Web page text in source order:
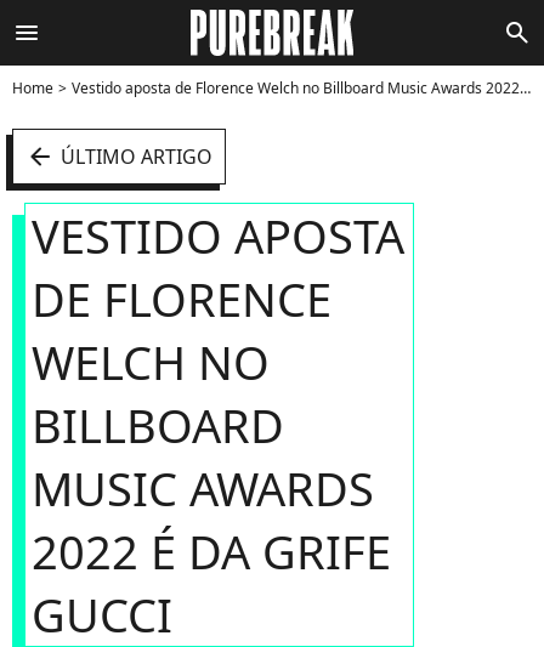
menu search
Home Vestido aposta de Florence Welch no Billboard Music Awards 2022 é da grife Gucci - Foto
arrow_left ÚLTIMO ARTIGO
VESTIDO APOSTA
DE FLORENCE
WELCH NO
BILLBOARD
MUSIC AWARDS
2022 É DA GRIFE
GUCCI